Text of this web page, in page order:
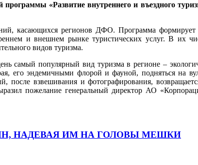
«Развитие внутреннего и въездного
касающихся регионов ДФО. Программа формирует
и внешнем рынке туристических услуг. В их
видов туризма.
самый популярный вид туризма в регионе –
его эндемичными флорой и фауной, подняться на
после взвешивания и фотографирования,
пожелание генеральный директор АО
НАДЕВАЯ ИМ НА ГОЛОВЫ МЕШКИ